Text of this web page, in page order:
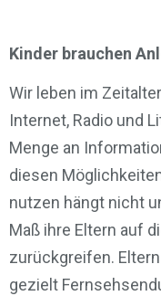
Kinder brauchen
Wir leben im
Internet, Radio und
Menge an
diesen
nutzen hängt nicht
Maß ihre Eltern auf
zurückgreifen.
gezielt